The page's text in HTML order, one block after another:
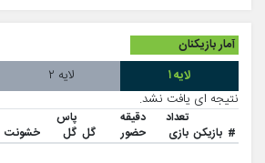
آمار بازیکنان
لایه ۱ لایه ۲
نتیجه ای یافت نشد.
# بازیکن
تعداد
بازی
دقیقه
حضور
گل
پاس
گل
خشونت